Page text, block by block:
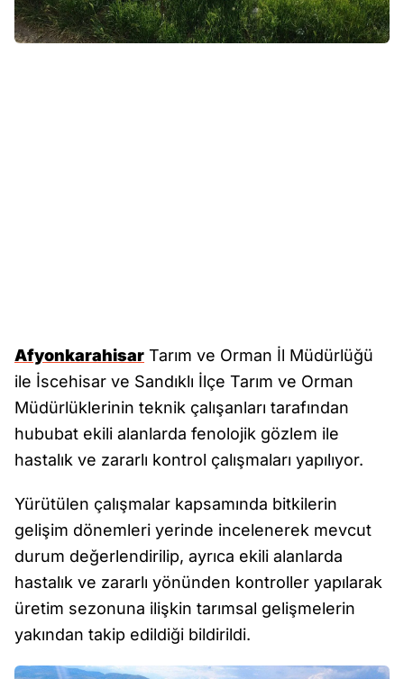
Afyonkarahisar Tarım ve Orman İl Müdürlüğü
ile İscehisar ve Sandıklı İlçe Tarım ve Orman
Müdürlüklerinin teknik çalışanları tarafından
hububat ekili alanlarda fenolojik gözlem ile
hastalık ve zararlı kontrol çalışmaları yapılıyor.
Yürütülen çalışmalar kapsamında bitkilerin
gelişim dönemleri yerinde incelenerek mevcut
durum değerlendirilip, ayrıca ekili alanlarda
hastalık ve zararlı yönünden kontroller yapılarak
üretim sezonuna ilişkin tarımsal gelişmelerin
yakından takip edildiği bildirildi.